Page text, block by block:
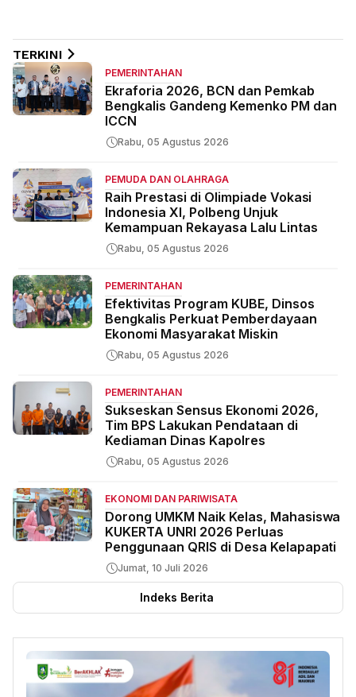
TERKINI
PEMERINTAHAN
Ekraforia 2026, BCN dan Pemkab
Bengkalis Gandeng Kemenko PM dan
ICCN
Rabu, 05 Agustus 2026
PEMUDA DAN OLAHRAGA
Raih Prestasi di Olimpiade Vokasi
Indonesia XI, Polbeng Unjuk
Kemampuan Rekayasa Lalu Lintas
Rabu, 05 Agustus 2026
PEMERINTAHAN
Efektivitas Program KUBE, Dinsos
Bengkalis Perkuat Pemberdayaan
Ekonomi Masyarakat Miskin
Rabu, 05 Agustus 2026
PEMERINTAHAN
Sukseskan Sensus Ekonomi 2026,
Tim BPS Lakukan Pendataan di
Kediaman Dinas Kapolres
Rabu, 05 Agustus 2026
EKONOMI DAN PARIWISATA
Dorong UMKM Naik Kelas, Mahasiswa
KUKERTA UNRI 2026 Perluas
Penggunaan QRIS di Desa Kelapapati
Jumat, 10 Juli 2026
Indeks Berita